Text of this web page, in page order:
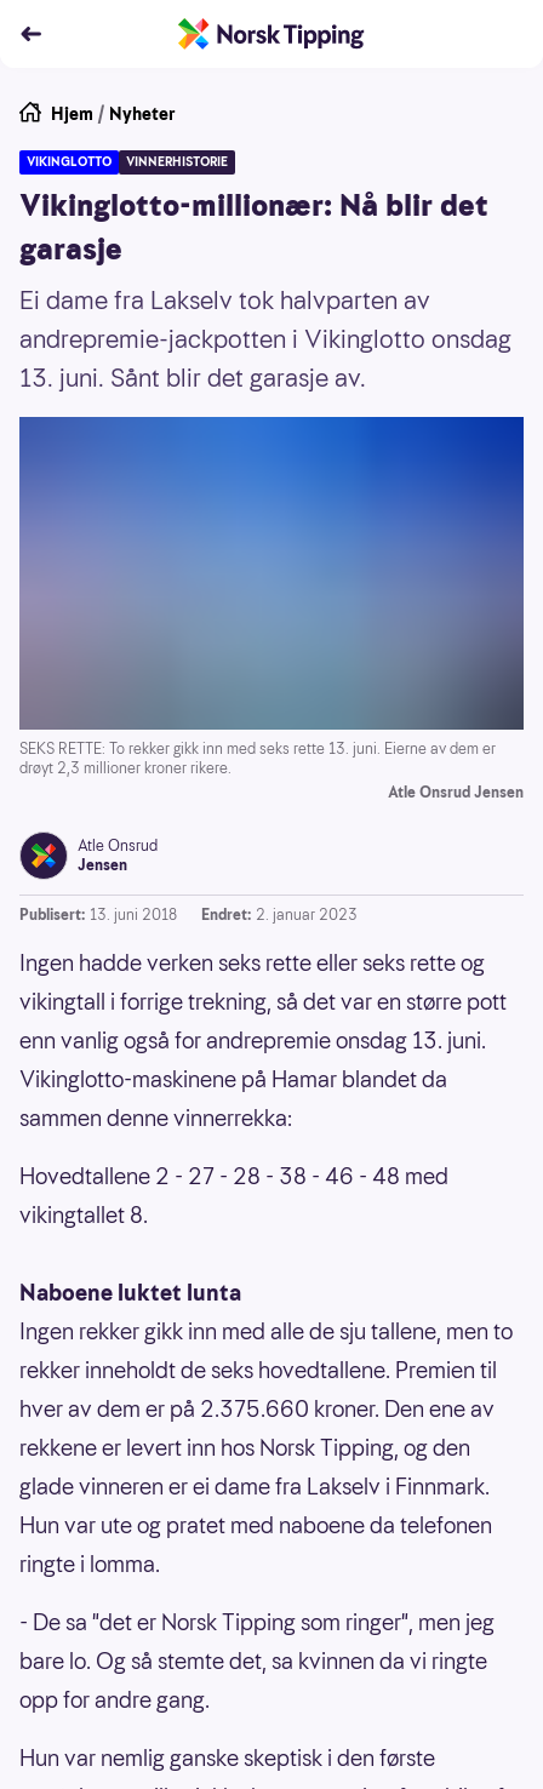
Hjem / Nyheter
VIKINGLOTTO VINNERHISTORIE
Vikinglotto-millionær: Nå blir det
garasje
Ei dame fra Lakselv tok halvparten av
andrepremie-jackpotten i Vikinglotto onsdag
13. juni. Sånt blir det garasje av.
SEKS RETTE: To rekker gikk inn med seks rette 13. juni. Eierne av dem er
drøyt 2,3 millioner kroner rikere.
Atle Onsrud Jensen
Atle Onsrud
Jensen
Publisert: 13. juni 2018 Endret: 2. januar 2023
Ingen hadde verken seks rette eller seks rette og
vikingtall i forrige trekning, så det var en større pott
enn vanlig også for andrepremie onsdag 13. juni.
Vikinglotto-maskinene på Hamar blandet da
sammen denne vinnerrekka:
Hovedtallene 2 - 27 - 28 - 38 - 46 - 48 med
vikingtallet 8.
Naboene luktet lunta
Ingen rekker gikk inn med alle de sju tallene, men to
rekker inneholdt de seks hovedtallene. Premien til
hver av dem er på 2.375.660 kroner. Den ene av
rekkene er levert inn hos Norsk Tipping, og den
glade vinneren er ei dame fra Lakselv i Finnmark.
Hun var ute og pratet med naboene da telefonen
ringte i lomma.
- De sa "det er Norsk Tipping som ringer", men jeg
bare lo. Og så stemte det, sa kvinnen da vi ringte
opp for andre gang.
Hun var nemlig ganske skeptisk i den første